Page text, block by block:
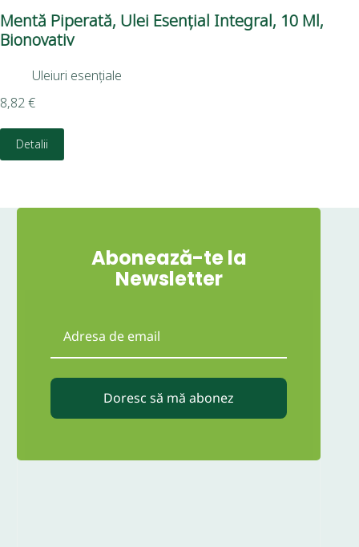
Mentă Piperată, Ulei Esențial Integral, 10 Ml,
Bionovativ
Uleiuri esențiale
8,82€
Detalii
Abonează-te la
Newsletter
Doresc să mă abonez